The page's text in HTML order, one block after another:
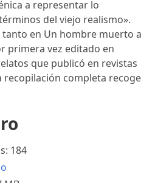
a representar lo
del viejo realismo».
en Un hombre muerto a
primera vez editado en
que publicó en revistas
recopilación completa recoge
184